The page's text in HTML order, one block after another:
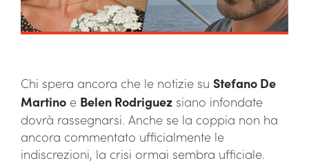
Chi spera ancora che le notizie su Stefano De
Martino e Belen Rodriguez siano infondate
dovrà rassegnarsi. Anche se la coppia non ha
ancora commentato ufficialmente le
indiscrezioni, la crisi ormai sembra ufficiale.